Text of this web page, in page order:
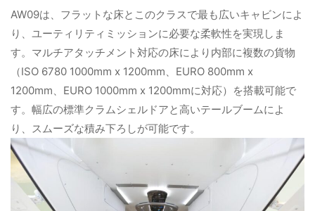
AW09は、フラットな床とこのクラスで最も広いキャビンによ
り、ユーティリティミッションに必要な柔軟性を実現しま
す。マルチアタッチメント対応の床により内部に複数の貨物
（ISO 6780 1000mm x 1200mm、EURO 800mm x
1200mm、EURO 1000mm x 1200mmに対応）を搭載可能で
す。幅広の標準クラムシェルドアと高いテールブームによ
り、スムーズな積み下ろしが可能です。